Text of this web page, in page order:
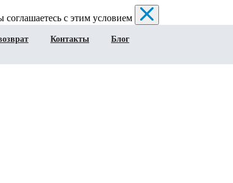
с этим условием
Контакты
Блог